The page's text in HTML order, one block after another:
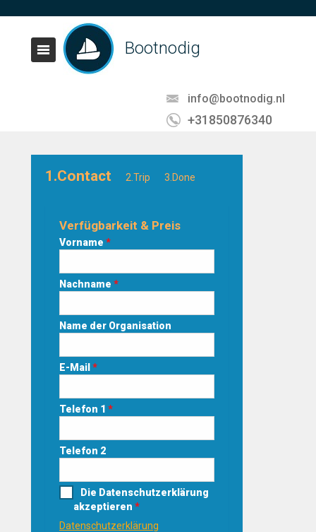
Bootnodig
info@bootnodig.nl
+31850876340
1.Contact 2.Trip 3.Done
Verfügbarkeit & Preis
Vorname *
Nachname *
Name der Organisation
E-Mail *
Telefon 1 *
Telefon 2
Die Datenschutzerklärung
akzeptieren *
Datenschutzerklärung